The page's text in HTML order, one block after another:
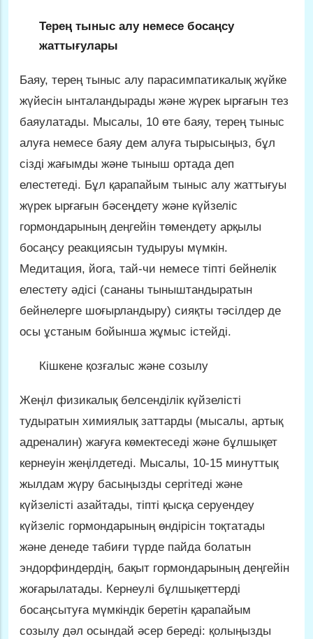
Терең тыныс алу немесе босаңсу
жаттығулары
Баяу, терең тыныс алу парасимпатикалық жүйке
жүйесін ынталандырады және жүрек ырғағын тез
баяулатады. Мысалы, 10 өте баяу, терең тыныс
алуға немесе баяу дем алуға тырысыңыз, бұл
сізді жағымды және тыныш ортада деп
елестетеді. Бұл қарапайым тыныс алу жаттығуы
жүрек ырғағын бәсеңдету және күйзеліс
гормондарының деңгейін төмендету арқылы
босаңсу реакциясын тудыруы мүмкін.
Медитация, йога, тай-чи немесе тіпті бейнелік
елестету әдісі (сананы тыныштандыратын
бейнелерге шоғырландыру) сияқты тәсілдер де
осы ұстаным бойынша жұмыс істейді.
Кішкене қозғалыс және созылу
Жеңіл физикалық белсенділік күйзелісті
тудыратын химиялық заттарды (мысалы, артық
адреналин) жағуға көмектеседі және бұлшықет
кернеуін жеңілдетеді. Мысалы, 10-15 минуттық
жылдам жүру басыңызды сергітеді және
күйзелісті азайтады, тіпті қысқа серуендеу
күйзеліс гормондарының өндірісін тоқтатады
және денеде табиғи түрде пайда болатын
эндорфиндердің, бақыт гормондарының деңгейін
жоғарылатады. Кернеулі бұлшықеттерді
босаңсытуға мүмкіндік беретін қарапайым
созылу дәл осындай әсер береді: қолыңызды